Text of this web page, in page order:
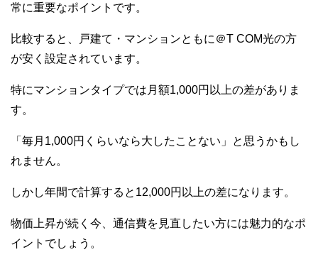
常に重要なポイントです。
比較すると、戸建て・マンションともに＠T COM光の方
が安く設定されています。
特にマンションタイプでは月額1,000円以上の差がありま
す。
「毎月1,000円くらいなら大したことない」と思うかもし
れません。
しかし年間で計算すると12,000円以上の差になります。
物価上昇が続く今、通信費を見直したい方には魅力的なポ
イントでしょう。